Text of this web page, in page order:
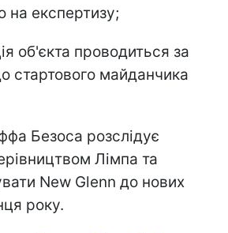
на експертизу;
об'єкта проводиться за
стартового майданчика
Безоса розслідує
Лімпа та
New Glenn до нових
року.